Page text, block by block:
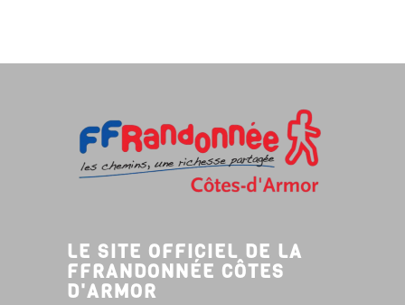
LE SITE OFFICIEL DE LA
FFRANDONNÉE CÔTES
D'ARMOR